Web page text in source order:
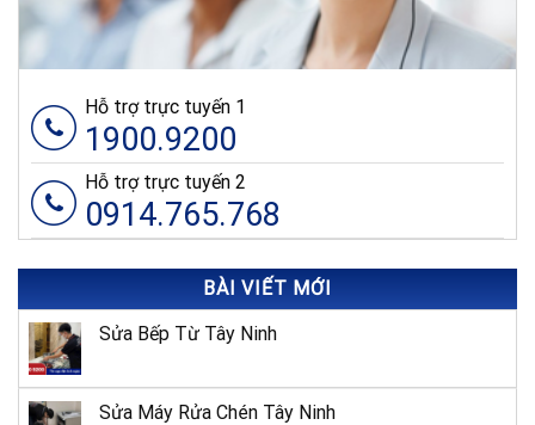
Hỗ trợ trực tuyến 1
1900.9200
Hỗ trợ trực tuyến 2
0914.765.768
BÀI VIẾT MỚI
Sửa Bếp Từ Tây Ninh
Sửa Máy Rửa Chén Tây Ninh